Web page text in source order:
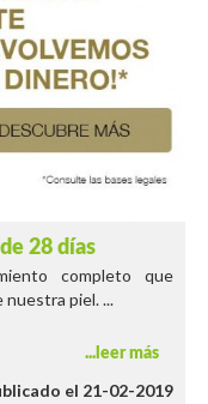
28 días
completo que
piel. ...
leer más
el 21-02-2019